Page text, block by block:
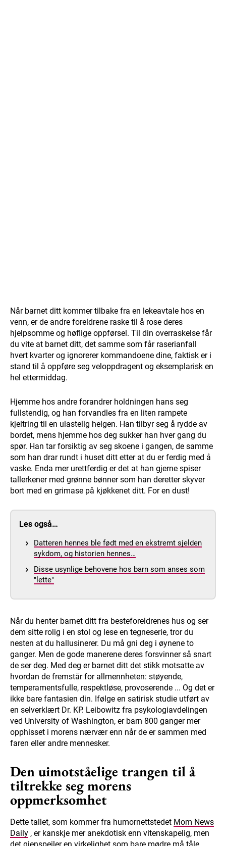
Når barnet ditt kommer tilbake fra en lekeavtale hos en
venn, er de andre foreldrene raske til å rose deres
hjelpsomme og høflige oppførsel. Til din overraskelse får
du vite at barnet ditt, det samme som får raserianfall
hvert kvarter og ignorerer kommandoene dine, faktisk er i
stand til å oppføre seg veloppdragent og eksemplarisk en
hel ettermiddag.
Hjemme hos andre forandrer holdningen hans seg
fullstendig, og han forvandles fra en liten rampete
kjeltring til en ulastelig helgen. Han tilbyr seg å rydde av
bordet, mens hjemme hos deg sukker han hver gang du
spør. Han tar forsiktig av seg skoene i gangen, de samme
som han drar rundt i huset ditt etter at du er ferdig med å
vaske. Enda mer urettferdig er det at han gjerne spiser
tallerkener med grønne bønner som han deretter skyver
bort med en grimase på kjøkkenet ditt. For en dust!
Les også…
Datteren hennes ble født med en ekstremt sjelden
sykdom, og historien hennes…
Disse usynlige behovene hos barn som anses som
"lette"
Når du henter barnet ditt fra besteforeldrenes hus og ser
dem sitte rolig i en stol og lese en tegneserie, tror du
nesten at du hallusinerer. Du må gni deg i øynene to
ganger. Men de gode manerene deres forsvinner så snart
de ser deg. Med deg er barnet ditt det stikk motsatte av
hvordan de fremstår for allmennheten: støyende,
temperamentsfulle, respektløse, provoserende ... Og det er
ikke bare fantasien din. Ifølge en satirisk studie utført av
en selverklært Dr. KP. Leibowitz fra psykologiavdelingen
ved University of Washington, er barn 800 ganger mer
opphisset i morens nærvær enn når de er sammen med
faren eller andre mennesker.
Den uimotståelige trangen til å
tiltrekke seg morens
oppmerksomhet
Dette tallet, som kommer fra humornettstedet Mom News
Daily , er kanskje mer anekdotisk enn vitenskapelig, men